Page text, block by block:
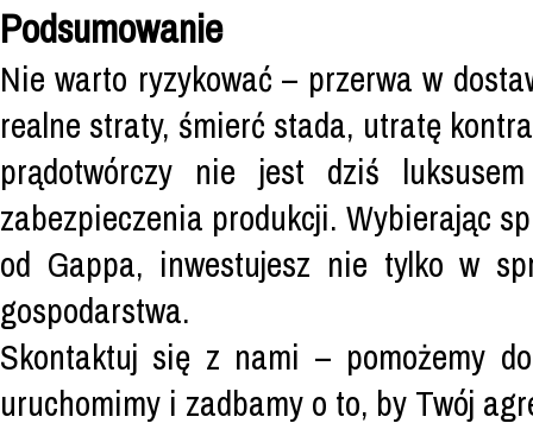
Podsumowanie
Nie warto ryzykować – przerwa w
realne straty, śmierć stada, utratę
prądotwórczy nie jest dziś
zabezpieczenia produkcji. Wybierając
od Gappa, inwestujesz nie tylko w
gospodarstwa.
Skontaktuj się z nami – pomożemy
uruchomimy i zadbamy o to, by Twój